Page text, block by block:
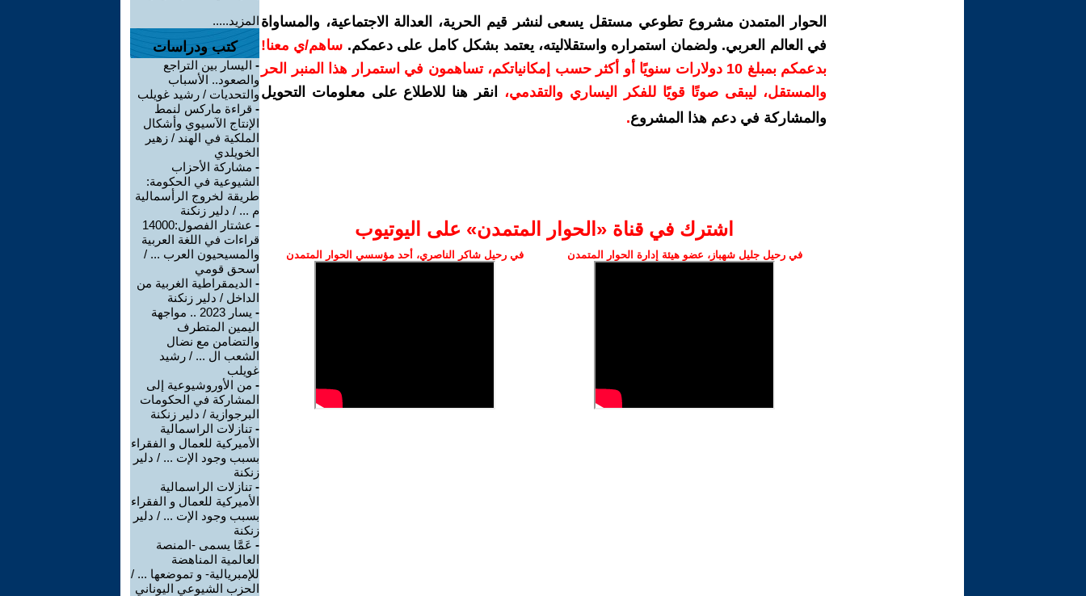
الحوار المتمدن مشروع تطوعي مستقل يسعى لنشر قيم الحرية، العدالة الاجتماعية، والمساواة
في العالم العربي. ولضمان استمراره واستقلاليته، يعتمد بشكل كامل على دعمكم. ساهم/ي معنا!
بدعمكم بمبلغ 10 دولارات سنويًا أو أكثر حسب إمكانياتكم، تساهمون في استمرار هذا المنبر الحر
والمستقل، ليبقى صوتًا قويًا للفكر اليساري والتقدمي،
انقر هنا للاطلاع على معلومات التحويل
والمشاركة في دعم هذا المشروع.
اشترك في قناة ‫«الحوار المتمدن» على اليوتيوب
في رحيل جليل شهباز، عضو هيئة إدارة الحوار المتمدن في رحيل شاكر الناصري، أحد مؤسسي الحوار المتمدن
المزيد.....
كتب ودراسات
- اليسار بين التراجع
والصعود.. الأسباب
والتحديات / رشيد غويلب
- قراءة ماركس لنمط
الإنتاج الآسيوي وأشكال
الملكية في الهند / زهير
الخويلدي
- مشاركة الأحزاب
الشيوعية في الحكومة:
طريقة لخروج الرأسمالية
م ... / دلير زنكنة
-
عشتار الفصول:14000
قراءات في اللغة العربية
والمسيحيون العرب ... /
اسحق قومي
- الديمقراطية الغربية من
الداخل / دلير زنكنة
-
يسار 2023 .. مواجهة
اليمين المتطرف
والتضامن مع نضال
الشعب ال ... / رشيد
غويلب
- من الأوروشيوعية إلى
المشاركة في الحكومات
البرجوازية / دلير زنكنة
- تنازلات الراسمالية
الأميركية للعمال و الفقراء
بسبب وجود الإت ... / دلير
زنكنة
- تنازلات الراسمالية
الأميركية للعمال و الفقراء
بسبب وجود الإت ... / دلير
زنكنة
- عَمَّا يسمى -المنصة
العالمية المناهضة
للإمبريالية- و تموضعها ... /
الحزب الشيوعي اليوناني